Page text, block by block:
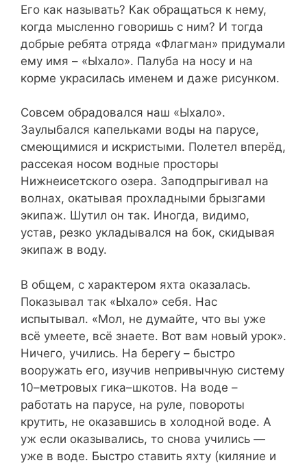
Его как называть? Как обращаться к нему,
когда мысленно говоришь с ним? И тогда
добрые ребята отряда «Флагман» придумали
ему имя – «Ыхало». Палуба на носу и на
корме украсилась именем и даже рисунком.
Совсем обрадовался наш «Ыхало».
Заулыбался капельками воды на парусе,
смеющимися и искристыми. Полетел вперёд,
рассекая носом водные просторы
Нижнеисетского озера. Заподпрыгивал на
волнах, окатывая прохладными брызгами
экипаж. Шутил он так. Иногда, видимо,
устав, резко укладывался на бок, скидывая
экипаж в воду.
В общем, с характером яхта оказалась.
Показывал так «Ыхало» себя. Нас
испытывал. «Мол, не думайте, что вы уже
всё умеете, всё знаете. Вот вам новый урок».
Ничего, учились. На берегу – быстро
вооружать его, изучив непривычную систему
10–метровых гика–шкотов. На воде –
работать на парусе, на руле, повороты
крутить, не оказавшись в холодной воде. А
уж если оказывались, то снова учились —
уже в воде. Быстро ставить яхту (киляние и